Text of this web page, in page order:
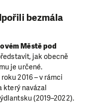
bezmála
Městě pod
jak obecně
je určené.
2016 – v rámci
který navázal
(2019–2022).